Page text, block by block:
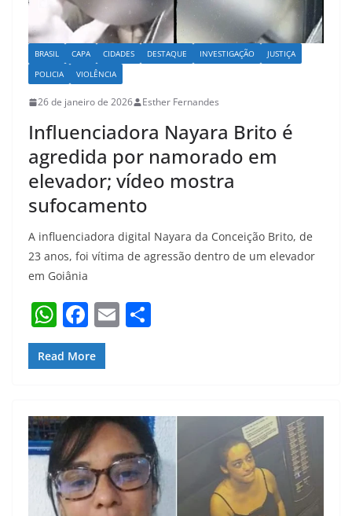
BRASIL CAPA CIDADES DESTAQUE INVESTIGAÇÃO
JUSTIÇA
POLICIA
VIOLÊNCIA
26 de janeiro de 2026 Esther Fernandes
Influenciadora Nayara Brito é
agredida por namorado em
elevador; vídeo mostra
sufocamento
A influenciadora digital Nayara da Conceição Brito, de
23 anos, foi vítima de agressão dentro de um elevador
em Goiânia
W
h
at
A
p
p
F
a
c
b
o
o
k
E
Read More